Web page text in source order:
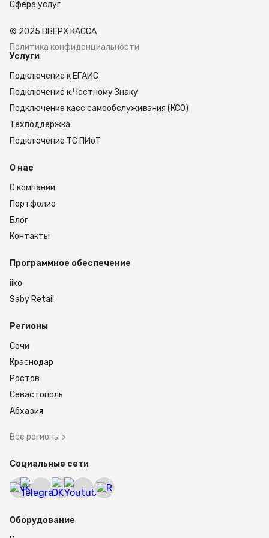
Сфера услуг
© 2025 ВВЕРХ КАССА
Политика конфиденциальности
Услуги
Подключение к ЕГАИС
Подключение к Честному Знаку
Подключение касс самообслуживания (КСО)
Техподдержка
Подключение ТС ПИоТ
О нас
О компании
Портфолио
Блог
Контакты
Программное обеспечение
iiko
Saby Retail
Регионы
Сочи
Краснодар
Ростов
Севастополь
Абхазия
Все регионы >
Социальные сети
Оборудование